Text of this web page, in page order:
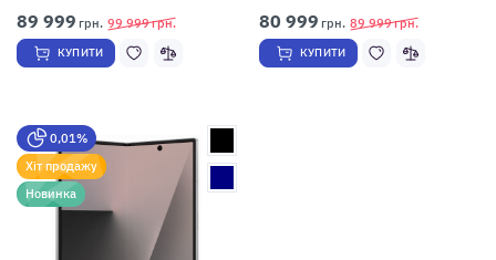
99 999грн.
89 999 грн.
КУПИТИ
89 999грн.
80 999 грн.
КУПИТИ
0,01%
Хіт продажу
Новинка